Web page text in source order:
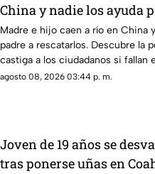
China y nadie los ayuda
indignante razón
Madre e hijo caen a río en China
padre a rescatarlos. Descubre la
castiga a los ciudadanos si fallan
agosto 08, 2026 03:44 p. m.
Joven de 19 años se desvanece y fallece
tras ponerse uñas en